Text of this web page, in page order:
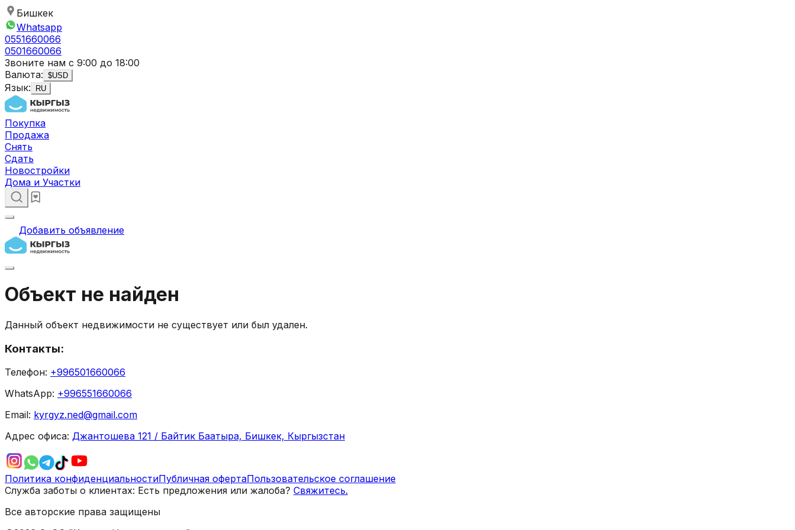
Бишкек
Whatsapp
0551660066
0501660066
Звоните нам с 9:00 до 18:00
Валюта: $USD
Язык: RU
Покупка
Продажа
Снять
Сдать
Новостройки
Дома и Участки
Добавить объявление
Объект не найден
Данный объект недвижимости не существует или был удален.
Контакты:
Телефон: +996501660066
WhatsApp: +996551660066
Email: kyrgyz.ned@gmail.com
Адрес офиса: Джантошева 121 / Байтик Баатыра, Бишкек, Кыргызстан
Политика конфиденциальностиПубличная офертаПользовательское соглашение
Служба заботы о клиентах: Есть предложения или жалоба? Свяжитесь.
Все авторские права защищены